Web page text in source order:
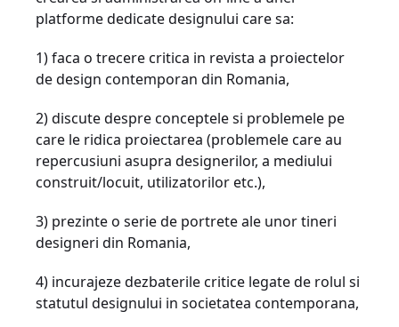
platforme dedicate designului care sa:
1) faca o trecere critica in revista a proiectelor
de design contemporan din Romania,
2) discute despre conceptele si problemele pe
care le ridica proiectarea (problemele care au
repercusiuni asupra designerilor, a mediului
construit/locuit, utilizatorilor etc.),
3) prezinte o serie de portrete ale unor tineri
designeri din Romania,
4) incurajeze dezbaterile critice legate de rolul si
statutul designului in societatea contemporana,